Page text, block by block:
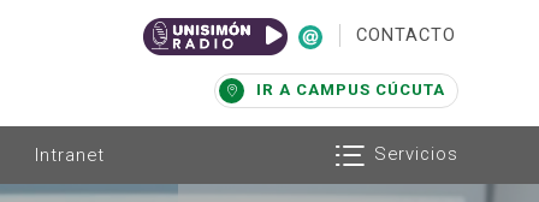
| CONTACTO
IR A CAMPUS CÚCUTA
Intranet Servicios